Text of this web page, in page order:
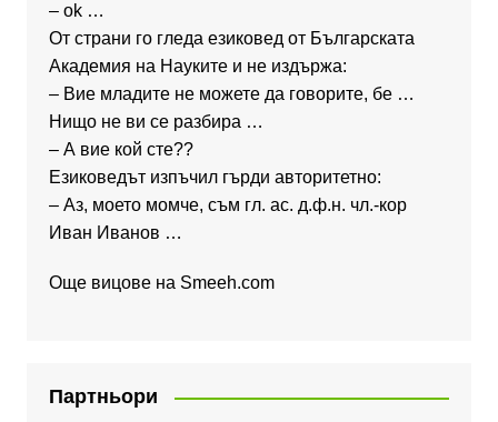
– ok …
От страни го гледа езиковед от Българската
Академия на Науките и не издържа:
– Вие младите не можете да говорите, бе …
Нищо не ви се разбира …
– А вие кой сте??
Езиковедът изпъчил гърди авторитетно:
– Аз, моето момче, съм гл. ас. д.ф.н. чл.-кор
Иван Иванов …
Още вицове на Smeeh.com
Партньори